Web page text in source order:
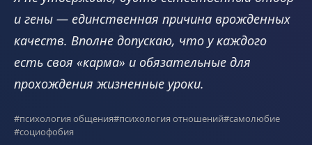
и гены — единственная причина врожденных
качеств. Вполне допускаю, что у каждого
есть своя «карма» и обязательные для
прохождения жизненные уроки.
#психология общения#психология отношений#самолюбие
#социофобия